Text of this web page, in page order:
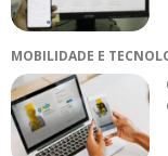
MOBILIDADE E